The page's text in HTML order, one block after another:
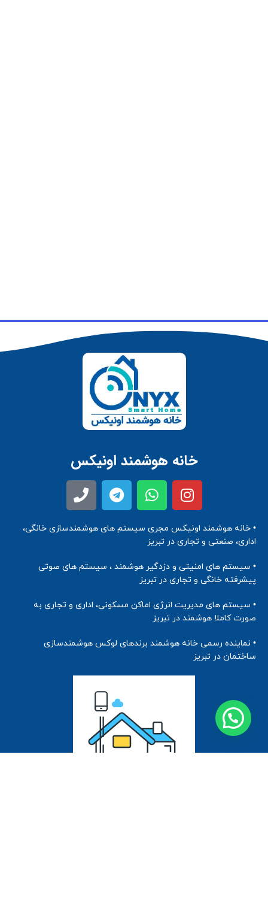
خانه هوشمند اونیکس
• خانه هوشمند اونیکس مجری سیستم های هوشمندسازی خانگی،
اداری، صنعتی و تجاری در تبریز
• سیستم های امنیتی و دزدگیر هوشمند ، سیستم های صوتی
پیشرفته خانگی و تجاری در تبریز
• سیستم های مدیریت انرژی اماکن مسکونی، اداری و تجاری به
صورت کاملا هوشمند در تبریز
• نماینده رسمی خانه هوشمند برندهای لوکس هوشمندسازی
ساختمان در تبریز